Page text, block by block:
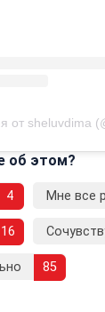
от sheluvdima
об этом?
4 Мне все
16
85